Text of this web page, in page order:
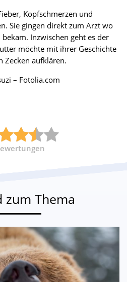
Kopfschmerzen und
Sie gingen direkt zum Arzt wo
Inzwischen geht es der
möchte mit ihrer Geschichte
Zecken aufklären.
– Fotolia.com
zum Thema